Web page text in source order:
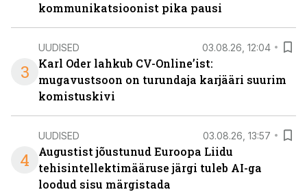
kommunikatsioonist pika pausi
3
UUDISED 03.08.26, 12:04
Karl Oder lahkub CV-Online’ist:
mugavustsoon on turundaja karjääri suurim
komistuskivi
4
UUDISED 03.08.26, 13:57
Augustist jõustunud Euroopa Liidu
tehisintellektimääruse järgi tuleb AI-ga
loodud sisu märgistada